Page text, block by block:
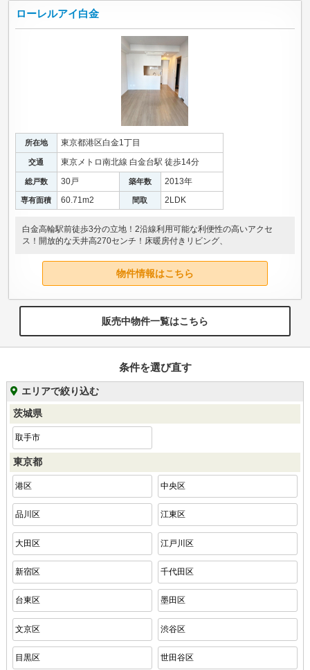
ローレルアイ白金
所在地 東京都港区白金1丁目
交通 東京メトロ南北線 白金台駅 徒歩14分
総戸数 30戸 築年数 2013年
専有面積 60.71m2 間取 2LDK
白金高輪駅前徒歩3分の立地！2沿線利用可能な利便性の高いアクセ
ス！開放的な天井高270センチ！床暖房付きリビング、
物件情報はこちら
販売中物件一覧はこちら
条件を選び直す
エリアで絞り込む
茨城県
取手市
東京都
港区 中央区
品川区 江東区
大田区 江戸川区
新宿区 千代田区
台東区 墨田区
文京区 渋谷区
目黒区 世田谷区